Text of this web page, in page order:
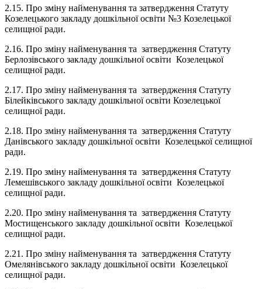
2.15. Про зміну найменування та затвердження Статуту
Козелецького закладу дошкільної освіти №3 Козелецької
селищної ради.
2.16. Про зміну найменування та затвердження Статуту
Берлозівського закладу дошкільної освіти Козелецької
селищної ради.
2.17. Про зміну найменування та затвердження Статуту
Білейківського закладу дошкільної освіти Козелецької
селищної ради.
2.18. Про зміну найменування та затвердження Статуту
Данівського закладу дошкільної освіти Козелецької селищної
ради.
2.19. Про зміну найменування та затвердження Статуту
Лемешівського закладу дошкільної освіти Козелецької
селищної ради.
2.20. Про зміну найменування та затвердження Статуту
Мостищенського закладу дошкільної освіти Козелецької
селищної ради.
2.21. Про зміну найменування та затвердження Статуту
Омелянівського закладу дошкільної освіти Козелецької
селищної ради.